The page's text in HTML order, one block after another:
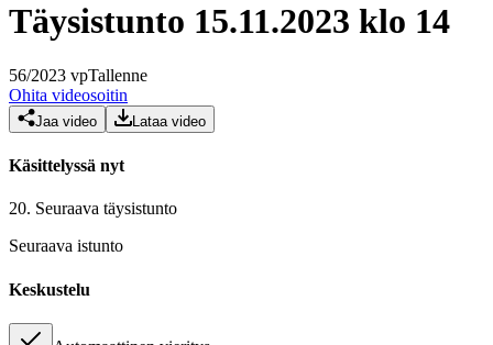
Täysistunto 15.11.2023 klo 14
56/2023 vpTallenne
Ohita videosoitin
Jaa video Lataa video
Käsittelyssä nyt
20. Seuraava täysistunto
Seuraava istunto
Keskustelu